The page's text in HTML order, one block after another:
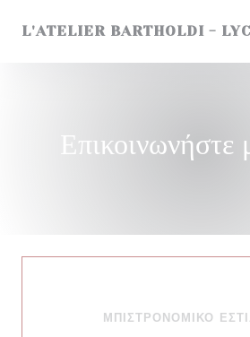
Επικοινωνήστε
ΜΠΙΣΤΡΌΝΟΜΙΚΟ